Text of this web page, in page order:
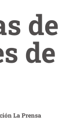
La Prensa